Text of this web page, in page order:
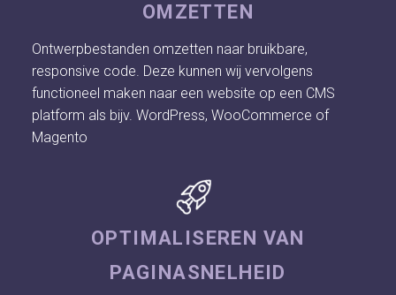
OMZETTEN
Ontwerpbestanden omzetten naar bruikbare,
responsive code. Deze kunnen wij vervolgens
functioneel maken naar een website op een CMS
platform als bijv. WordPress, WooCommerce of
Magento
OPTIMALISEREN VAN
PAGINASNELHEID